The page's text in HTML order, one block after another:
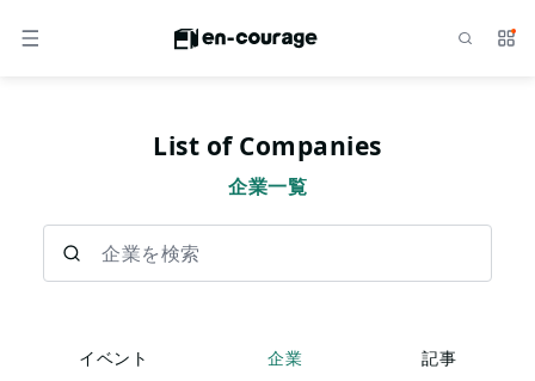
メニュー サ
List of Companies
企業一覧
イベント 企業 記事